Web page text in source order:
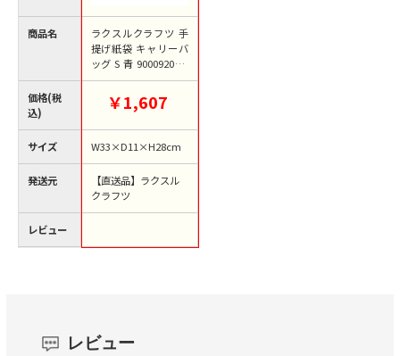
商品名
価格(税
込)
サイズ
発送元
レビュー
ラクスルクラフツ 手
提げ紙袋 キャリーバ
ッグ S 青 90009202 1
0枚/袋（ご注文単位1
￥1,607
W33×D11×H28cm
【直送品】ラクスル
クラフツ
レビュー